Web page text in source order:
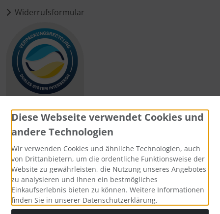
Widerrufsformular
Zahlungsmethoden
Social Media
Diese Webseite verwendet Cookies und
andere Technologien
Wir verwenden Cookies und ähnliche Technologien, auch
von Drittanbietern, um die ordentliche Funktionsweise der
Website zu gewährleisten, die Nutzung unseres Angebotes
zu analysieren und Ihnen ein bestmögliches
Einkaufserlebnis bieten zu können. Weitere Informationen
finden Sie in unserer Datenschutzerklärung.